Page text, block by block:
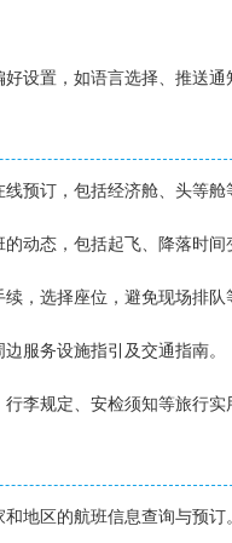
设置，如语言选择、推送通
预订，包括经济舱、头等舱
动态，包括起飞、降落时间
，选择座位，避免现场排队
服务设施指引及交通指南。
李规定、安检须知等旅行实
地区的航班信息查询与预订